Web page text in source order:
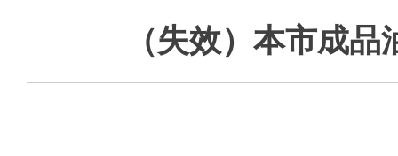
（失效）本市成